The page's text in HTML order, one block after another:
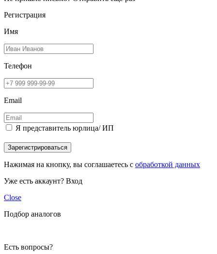
Регистрация
Имя
Телефон
Email
Я представитель юрлица/ ИП
Зарегистрироваться
Нажимая на кнопку, вы соглашаетесь с обработкой данных
Уже есть аккаунт? Вход
Close
Подбор аналогов
Есть вопросы?